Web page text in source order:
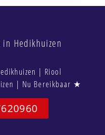
in Hedikhuizen
| Riool
| Nu Bereikbaar ★